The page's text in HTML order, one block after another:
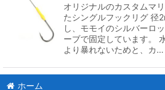
オリジナルのカスタムマ
たシングルフックリグ 径
し、モモイのシルバーロ
ーブで固定しています。
より暴れないためと、カ…
ホーム